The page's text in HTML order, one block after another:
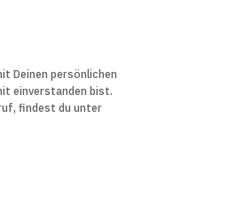
Deinen persön­lichen
ein­verstanden bist.
findest du unter